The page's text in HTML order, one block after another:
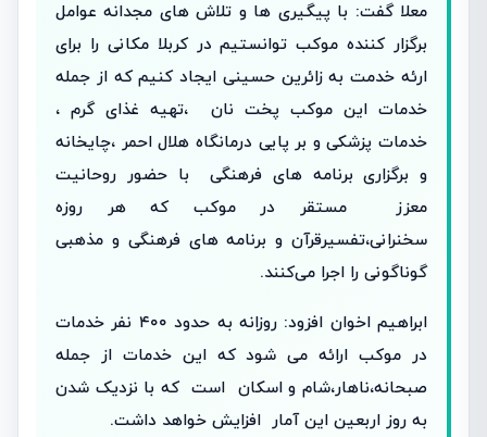
معلا گفت: با پیگیری ها و تلاش های مجدانه عوامل
برگزار کننده موکب توانستیم در کربلا مکانی را برای
ارئه خدمت به زائرین حسینی ایجاد کنیم که از جمله
خدمات این موکب پخت نان ،تهیه غذای گرم ،
خدمات پزشکی و بر پایی درمانگاه هلال احمر ،چایخانه
و برگزاری برنامه های فرهنگی با حضور روحانیت
معزز مستقر در موکب که هر روزه
سخنرانی،تفسیرقرآن و برنامه های فرهنگی و مذهبی
گوناگونی را اجرا می‌کنند.
ابراهیم اخوان افزود: روزانه به حدود ۴۰۰ نفر خدمات
در موکب ارائه می شود که این خدمات از جمله
صبحانه،ناهار،شام و اسکان است که با نزدیک شدن
به روز اربعین این آمار افزایش خواهد داشت.